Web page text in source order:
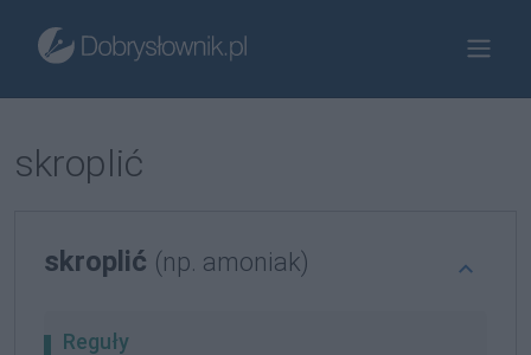
skroplić
skroplić (np. amoniak)
Reguły